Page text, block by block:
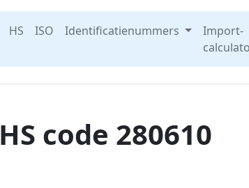
HS ISO Identificatienummers
Import-
HS code 280610